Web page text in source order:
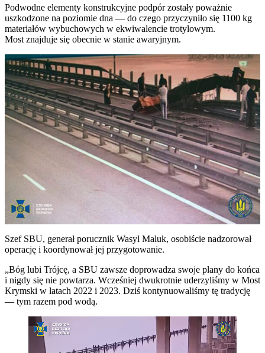
Podwodne elementy konstrukcyjne podpór zostały poważnie
uszkodzone na poziomie dna — do czego przyczyniło się 1100 kg
materiałów wybuchowych w ekwiwalencie trotylowym.
Most znajduje się obecnie w stanie awaryjnym.
Szef SBU, generał porucznik Wasyl Maluk, osobiście nadzorował
operację i koordynował jej przygotowanie.
„Bóg lubi Trójcę, a SBU zawsze doprowadza swoje plany do końca
i nigdy się nie powtarza. Wcześniej dwukrotnie uderzyliśmy w Most
Krymski w latach 2022 i 2023. Dziś kontynuowaliśmy tę tradycję
— tym razem pod wodą.